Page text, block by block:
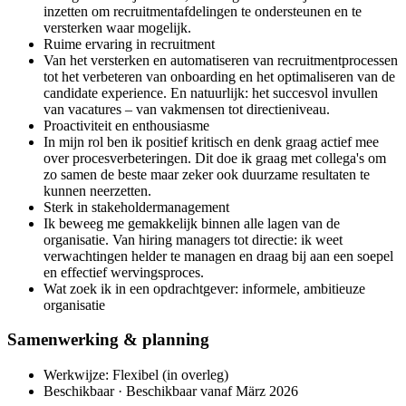
inzetten om recruitmentafdelingen te ondersteunen en te
versterken waar mogelijk.
Ruime ervaring in recruitment
Van het versterken en automatiseren van recruitmentprocessen
tot het verbeteren van onboarding en het optimaliseren van de
candidate experience. En natuurlijk: het succesvol invullen
van vacatures – van vakmensen tot directieniveau.
Proactiviteit en enthousiasme
In mijn rol ben ik positief kritisch en denk graag actief mee
over procesverbeteringen. Dit doe ik graag met collega's om
zo samen de beste maar zeker ook duurzame resultaten te
kunnen neerzetten.
Sterk in stakeholdermanagement
Ik beweeg me gemakkelijk binnen alle lagen van de
organisatie. Van hiring managers tot directie: ik weet
verwachtingen helder te managen en draag bij aan een soepel
en effectief wervingsproces.
Wat zoek ik in een opdrachtgever: informele, ambitieuze
organisatie
Samenwerking & planning
Werkwijze: Flexibel (in overleg)
Beschikbaar · Beschikbaar vanaf März 2026